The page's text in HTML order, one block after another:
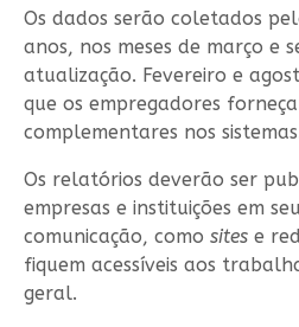
Os dados serão coletados
anos, nos meses de março e
atualização. Fevereiro e
que os empregadores
complementares nos
Os relatórios deverão ser
empresas e instituições em
comunicação, como sitese
fiquem acessíveis aos
geral.